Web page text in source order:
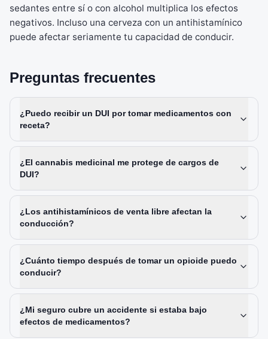
sedantes entre sí o con alcohol multiplica los efectos
negativos. Incluso una cerveza con un antihistamínico
puede afectar seriamente tu capacidad de conducir.
Preguntas frecuentes
¿Puedo recibir un DUI por tomar medicamentos con
receta?
¿El cannabis medicinal me protege de cargos de
DUI?
¿Los antihistamínicos de venta libre afectan la
conducción?
¿Cuánto tiempo después de tomar un opioide puedo
conducir?
¿Mi seguro cubre un accidente si estaba bajo
efectos de medicamentos?